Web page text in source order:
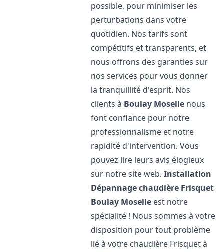
possible, pour minimiser les
perturbations dans votre
quotidien. Nos tarifs sont
compétitifs et transparents, et
nous offrons des garanties sur
nos services pour vous donner
la tranquillité d'esprit. Nos
clients à Boulay Moselle nous
font confiance pour notre
professionnalisme et notre
rapidité d'intervention. Vous
pouvez lire leurs avis élogieux
sur notre site web.Installation
Dépannage chaudière Frisquet
Boulay Moselle est notre
spécialité ! Nous sommes à votre
disposition pour tout problème
lié à votre chaudière Frisquet à